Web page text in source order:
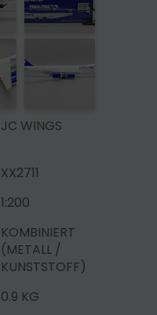
JC WINGS
XX2711
1:200
KOMBINIERT
(METALL /
KUNSTSTOFF)
0.9 KG